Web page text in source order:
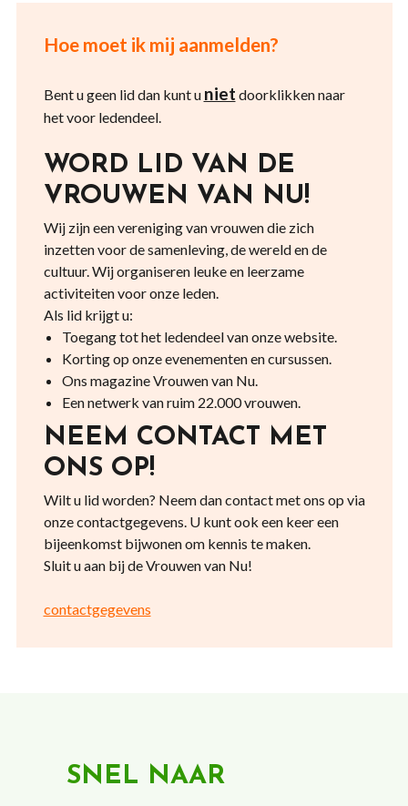
Hoe moet ik mij aanmelden?
Bent u geen lid dan kunt u niet doorklikken naar
het voor ledendeel.
WORD LID VAN DE
VROUWEN VAN NU!
Wij zijn een vereniging van vrouwen die zich
inzetten voor de samenleving, de wereld en de
cultuur. Wij organiseren leuke en leerzame
activiteiten voor onze leden.
Als lid krijgt u:
Toegang tot het ledendeel van onze website.
Korting op onze evenementen en cursussen.
Ons magazine Vrouwen van Nu.
Een netwerk van ruim 22.000 vrouwen.
NEEM CONTACT MET
ONS OP!
Wilt u lid worden? Neem dan contact met ons op via
onze contactgegevens. U kunt ook een keer een
bijeenkomst bijwonen om kennis te maken.
Sluit u aan bij de Vrouwen van Nu!
contactgegevens
SNEL NAAR